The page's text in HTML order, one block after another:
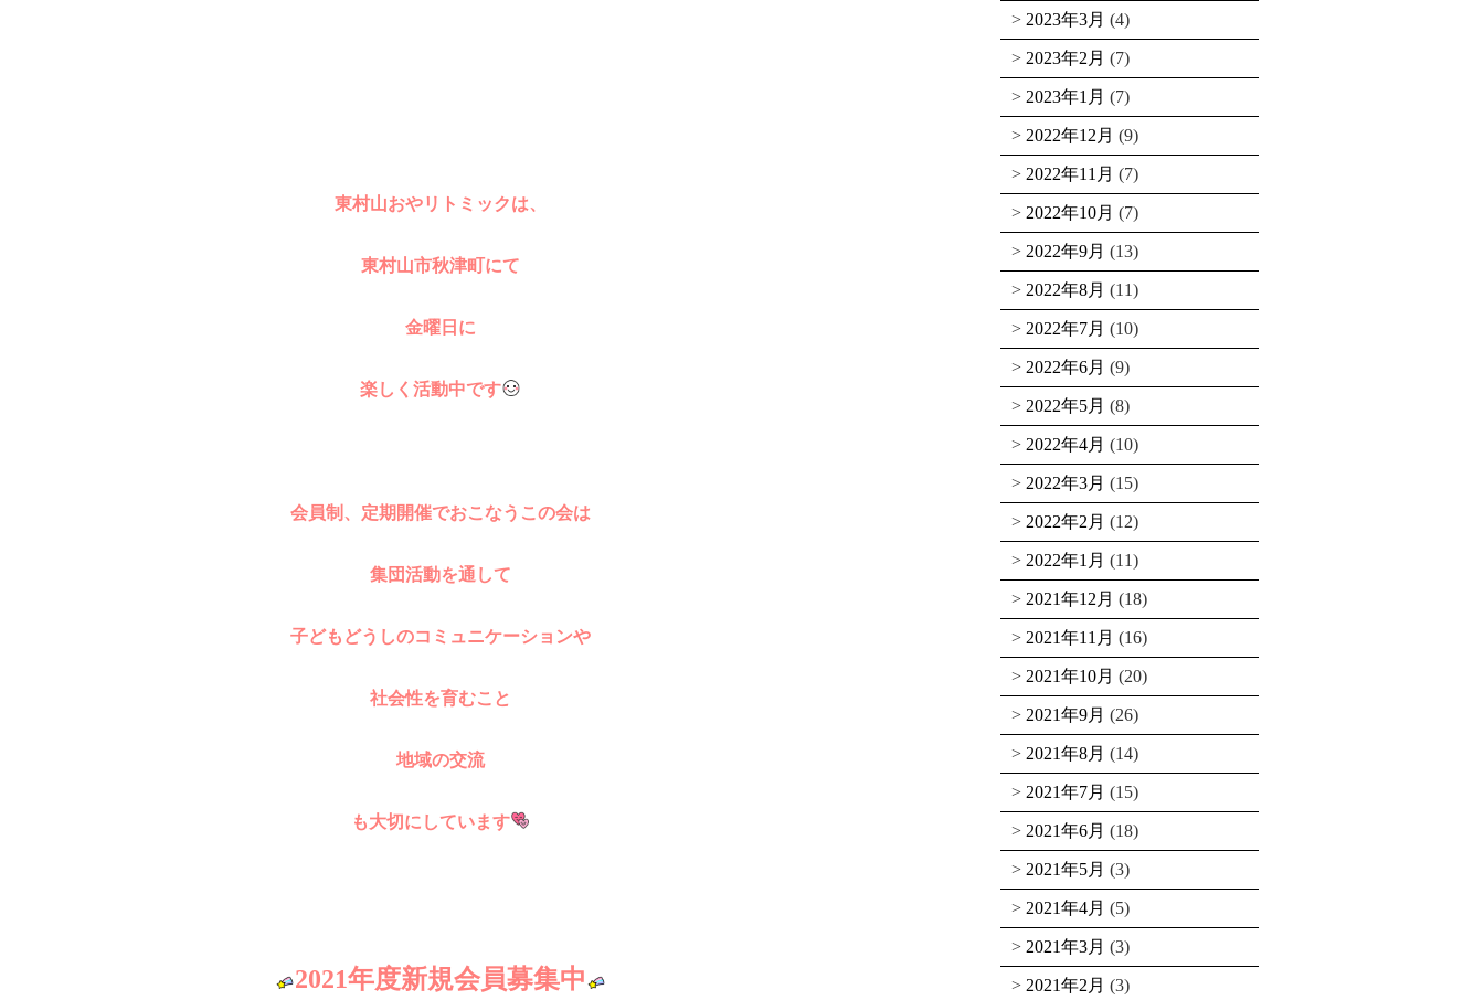
東村山おやリトミックは、
東村山市秋津町にて
金曜日に
楽しく活動中です
会員制、定期開催でおこなうこの会は
集団活動を通して
子どもどうしのコミュニケーションや
社会性を育むこと
地域の交流
も大切にしています
2021年度新規会員募集中
2023年3月 (4)
2023年2月 (7)
2023年1月 (7)
2022年12月 (9)
2022年11月 (7)
2022年10月 (7)
2022年9月 (13)
2022年8月 (11)
2022年7月 (10)
2022年6月 (9)
2022年5月 (8)
2022年4月 (10)
2022年3月 (15)
2022年2月 (12)
2022年1月 (11)
2021年12月 (18)
2021年11月 (16)
2021年10月 (20)
2021年9月 (26)
2021年8月 (14)
2021年7月 (15)
2021年6月 (18)
2021年5月 (3)
2021年4月 (5)
2021年3月 (3)
2021年2月 (3)